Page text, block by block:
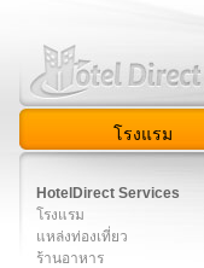
โรงแรม
HotelDirect Services
โรงแรม
แหล่งท่องเที่ยว
ร้านอาหาร